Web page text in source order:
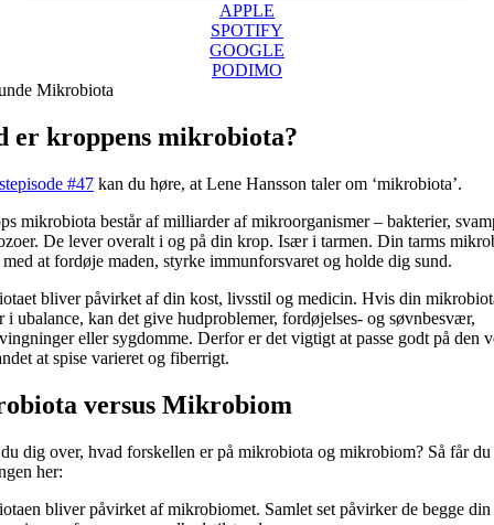
APPLE
SPOTIFY
GOOGLE
PODIMO
er kroppens mikrobiota?
#47 kan du høre, at Lene Hansson taler om ‘mikrobiota’.
mikrobiota består af milliarder af mikroorganismer – bakterier,
De lever overalt i og på din krop. Især i tarmen. Din tarms
at fordøje maden, styrke immunforsvaret og holde dig sund.
bliver påvirket af din kost, livsstil og medicin. Hvis din
i ubalance, kan det give hudproblemer, fordøjelses- og søvnbesvær,
eller sygdomme. Derfor er det vigtigt at passe godt på den
at spise varieret og fiberrigt.
versus Mikrobiom
dig over, hvad forskellen er på mikrobiota og mikrobiom? Så får du
her:
bliver påvirket af mikrobiomet. Samlet set påvirker de begge din